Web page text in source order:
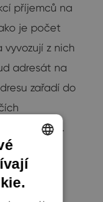
příjemců na
je počet
z nich
adresát na
zařadí do
ENGLISH
CZECH